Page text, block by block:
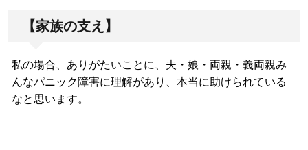
【家族の支え】
私の場合、ありがたいことに、夫・娘・両親・義両親み
んなパニック障害に理解があり、本当に助けられている
なと思います。